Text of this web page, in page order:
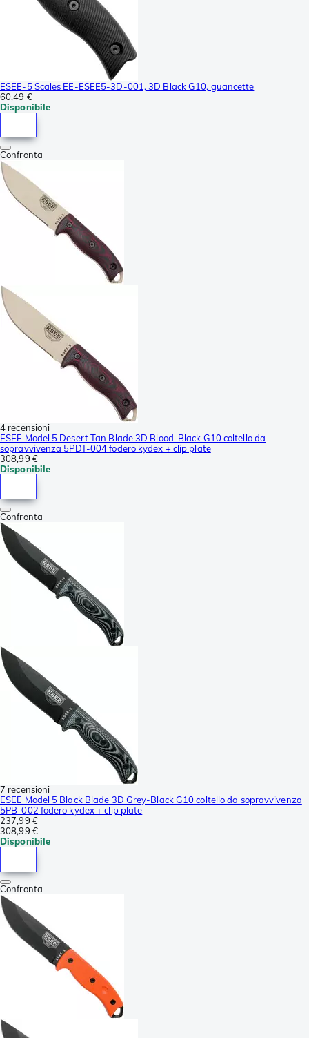
ESEE-5 Scales EE-ESEE5-3D-001, 3D Black G10, guancette
60,49 €
Disponibile
Confronta
4 recensioni
ESEE Model 5 Desert Tan Blade 3D Blood-Black G10 coltello da
sopravvivenza 5PDT-004 fodero kydex + clip plate
308,99 €
Disponibile
Confronta
7 recensioni
ESEE Model 5 Black Blade 3D Grey-Black G10 coltello da sopravvivenza
5PB-002 fodero kydex + clip plate
237,99 €
308,99 €
Disponibile
Confronta